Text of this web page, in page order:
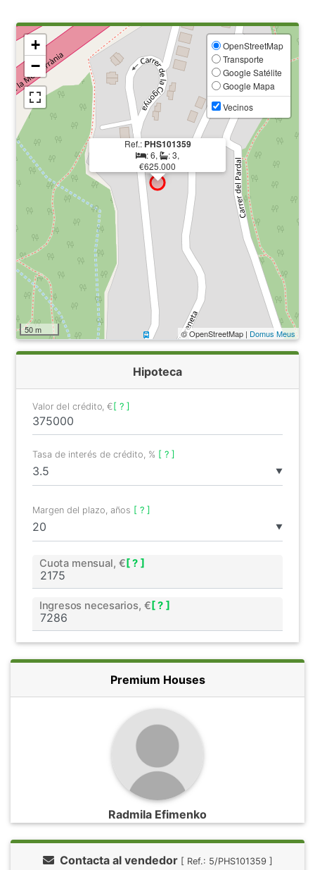
Ref.: PHS101359
: 6,
: 3,
€625.000
+
−
OpenStreetMap
Transporte
Google Satélite
Google Mapa
Vecinos
50 m © OpenStreetMap | Domus Meus
Hipoteca
Valor del crédito, €[ ? ]
▼
Tasa de interés de crédito, % [ ? ]
▼
Margen del plazo, años [ ? ]
Cuota mensual, € [ ? ]
Ingresos necesarios, € [ ? ]
Premium Houses
Radmila Efimenko
Contacta al vendedor [ Ref.: 5/PHS101359 ]